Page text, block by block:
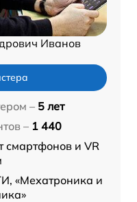
Иванов
– 5 лет
– 1 440
смартфонов и VR
«Мехатроника и